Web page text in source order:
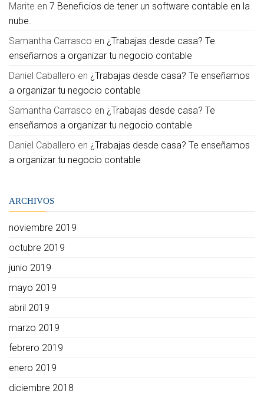
Marite en 7 Beneficios de tener un software contable en la
nube.
Samantha Carrasco en ¿Trabajas desde casa? Te
enseñamos a organizar tu negocio contable
Daniel Caballero en ¿Trabajas desde casa? Te enseñamos
a organizar tu negocio contable
Samantha Carrasco en ¿Trabajas desde casa? Te
enseñamos a organizar tu negocio contable
Daniel Caballero en ¿Trabajas desde casa? Te enseñamos
a organizar tu negocio contable
ARCHIVOS
noviembre 2019
octubre 2019
junio 2019
mayo 2019
abril 2019
marzo 2019
febrero 2019
enero 2019
diciembre 2018